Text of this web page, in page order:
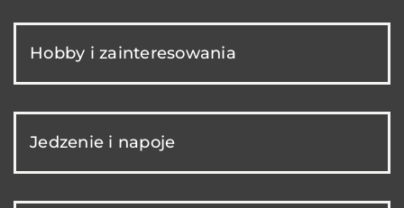
Hobby i zainteresowania
Jedzenie i napoje